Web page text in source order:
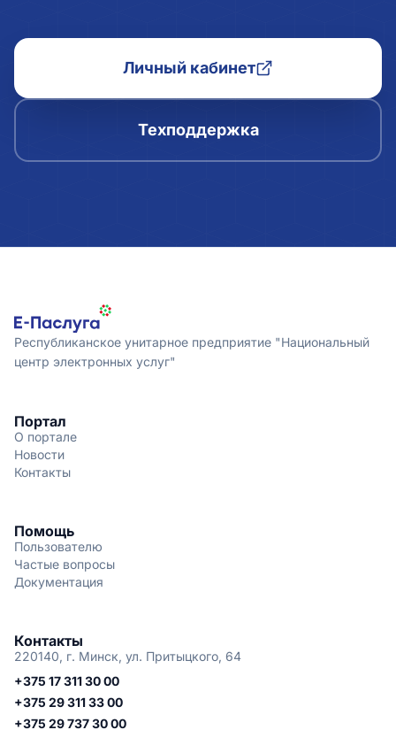
Личный кабинет
Техподдержка
Республиканское унитарное предприятие "Национальный
центр электронных услуг"
Портал
О портале
Новости
Контакты
Помощь
Пользователю
Частые вопросы
Документация
Контакты
220140, г. Минск, ул. Притыцкого, 64
+375 17 311 30 00
+375 29 311 33 00
+375 29 737 30 00